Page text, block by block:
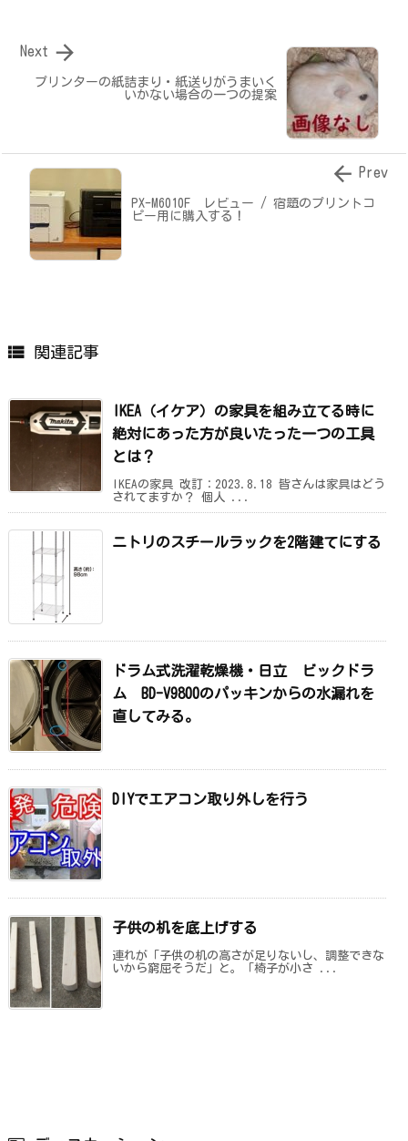
プリンターの紙詰まり・紙送りがうまいく
いかない場合の一つの提案

Next
PX-M6010F レビュー / 宿題のプリントコ
ピー用に購入する！
 Prev
 関連記事
IKEA（イケア）の家具を組み立てる時に
絶対にあった方が良いたった一つの工具
とは？
IKEAの家具 改訂：2023.8.18 皆さんは家具はどう
されてますか？ 個人 ...
ニトリのスチールラックを2階建てにする
ドラム式洗濯乾燥機・日立 ビックドラ
ム BD-V9800のパッキンからの水漏れを
直してみる。
DIYでエアコン取り外しを行う
子供の机を底上げする
連れが「子供の机の高さが足りないし、調整できな
いから窮屈そうだ」と。「椅子が小さ ...